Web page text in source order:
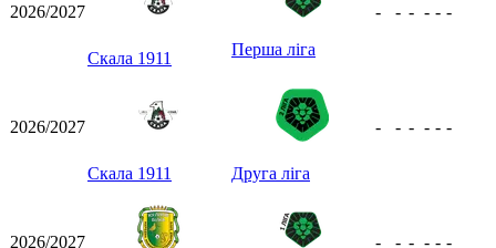
2026/2027
Скала 1911 Перша ліга
- - - - - -
2026/2027
Скала 1911 Друга ліга
- - - - - -
2026/2027 - - - - - -